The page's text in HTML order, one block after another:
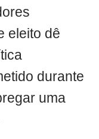
eleito dê
durante
uma